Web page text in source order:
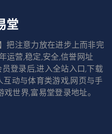
堂
把注意力放在进步上而非完
运营,稳定,安全,信誉网址
员登录后,进入全站入口,下载
动与体育类游戏,网页与手
世界,富易堂登录地址。